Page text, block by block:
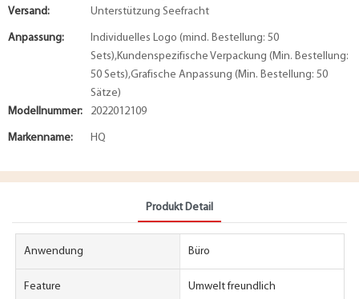
Versand:
Unterstützung Seefracht
Anpassung:
Individuelles Logo (mind. Bestellung: 50
Sets),Kundenspezifische Verpackung (Min. Bestellung:
50 Sets),Grafische Anpassung (Min. Bestellung: 50
Sätze)
Modellnummer:
2022012109
Markenname: HQ
Produkt Detail
Anwendung Büro
Feature Umwelt freundlich